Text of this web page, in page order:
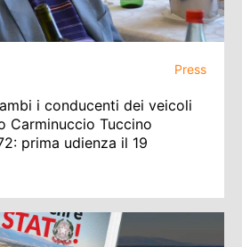
Press
i conducenti dei veicoli
Carminuccio Tuccino
prima udienza il 19